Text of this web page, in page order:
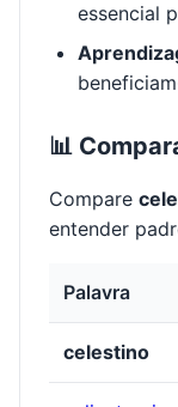
essencial
📊
Compare
entender
Palavra
celestino